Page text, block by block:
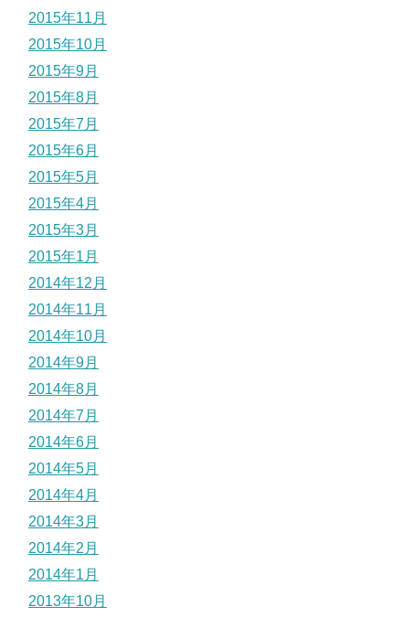
2015年11月
2015年10月
2015年9月
2015年8月
2015年7月
2015年6月
2015年5月
2015年4月
2015年3月
2015年1月
2014年12月
2014年11月
2014年10月
2014年9月
2014年8月
2014年7月
2014年6月
2014年5月
2014年4月
2014年3月
2014年2月
2014年1月
2013年10月